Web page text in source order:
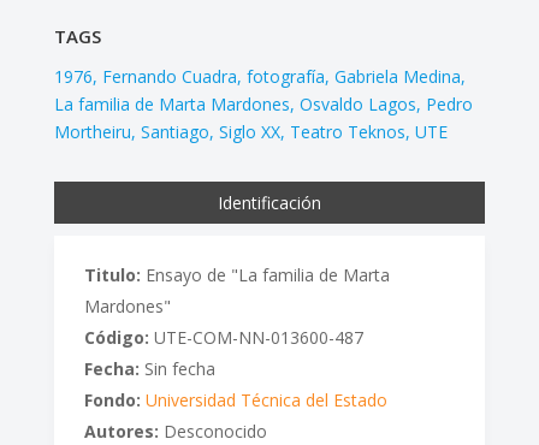
TAGS
1976 Fernando Cuadra fotografía Gabriela Medina
La familia de Marta Mardones Osvaldo Lagos Pedro
Mortheiru Santiago Siglo XX Teatro Teknos UTE
Identificación
Titulo: Ensayo de "La familia de Marta
Mardones"
Código: UTE-COM-NN-013600-487
Fecha: Sin fecha
Fondo: Universidad Técnica del Estado
Autores: Desconocido